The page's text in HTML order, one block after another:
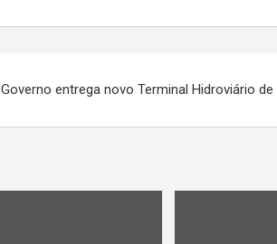
Governo entrega novo Terminal Hidroviário